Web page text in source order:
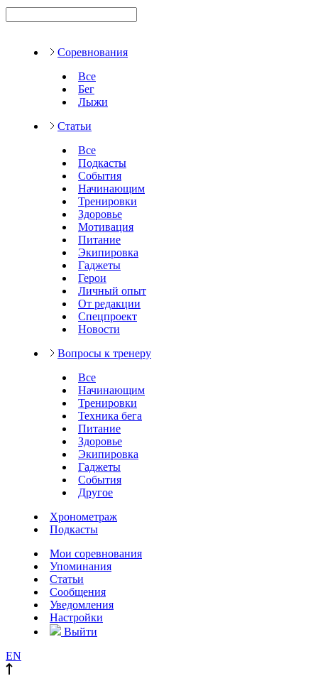
Соревнования
Все
Бег
Лыжи
Статьи
Все
Подкасты
События
Начинающим
Тренировки
Здоровье
Мотивация
Питание
Экипировка
Гаджеты
Герои
Личный опыт
От редакции
Спецпроект
Новости
Вопросы к тренеру
Все
Начинающим
Тренировки
Техника бега
Питание
Здоровье
Экипировка
Гаджеты
События
Другое
Хронометраж
Подкасты
Мои соревнования
Упоминания
Статьи
Сообщения
Уведомления
Настройки
Выйти
EN